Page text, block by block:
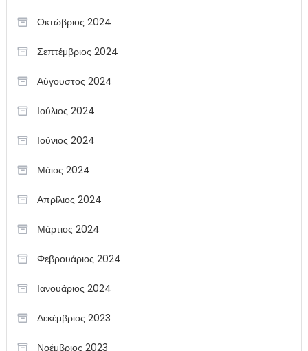
Οκτώβριος 2024
Σεπτέμβριος 2024
Αύγουστος 2024
Ιούλιος 2024
Ιούνιος 2024
Μάιος 2024
Απρίλιος 2024
Μάρτιος 2024
Φεβρουάριος 2024
Ιανουάριος 2024
Δεκέμβριος 2023
Νοέμβριος 2023